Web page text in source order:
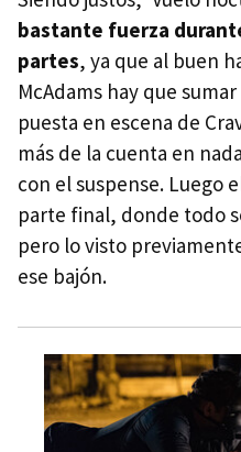
bastante fuerza
partes, ya que al buen
McAdams hay que
puesta en escena de
más de la cuenta en
con el suspense. Luego
parte final, donde todo
pero lo visto
ese bajón.